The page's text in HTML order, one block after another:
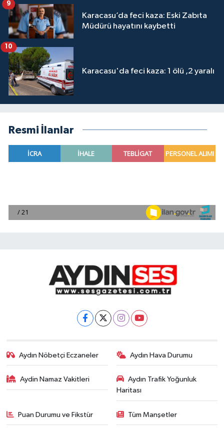
Karacasu’da feci kaza: Eski Zabıta
Müdürü hayatını kaybetti
9
Karacasu'da feci kaza: 1 ölü ,2 yaralı
10
Resmi İlanlar
Aydın Nöbetçi Eczaneler Aydın Hava Durumu
Aydin Namaz Vakitleri
Aydın Trafik Yoğunluk
Haritası
Puan Durumu ve Fikstür Tüm Manşetler